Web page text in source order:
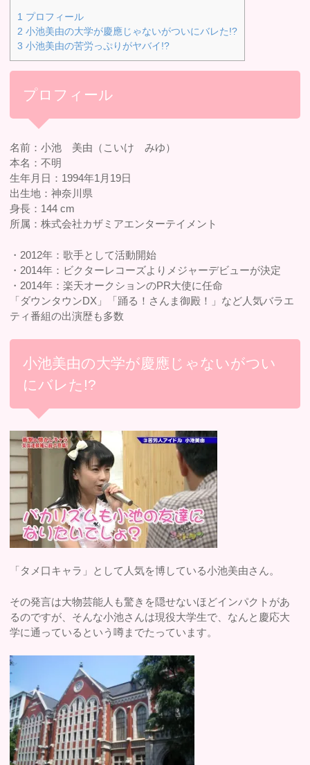
1 プロフィール
2 小池美由の大学が慶應じゃないがついにバレた!?
3 小池美由の苦労っぷりがヤバイ!?
プロフィール
名前：小池 美由（こいけ みゆ）
本名：不明
生年月日：1994年1月19日
出生地：神奈川県
身長：144 cm
所属：株式会社カザミアエンターテイメント
・2012年：歌手として活動開始
・2014年：ビクターレコーズよりメジャーデビューが決定
・2014年：楽天オークションのPR大使に任命
「ダウンタウンDX」「踊る！さんま御殿！」など人気バラエ
ティ番組の出演歴も多数
小池美由の大学が慶應じゃないがつい
にバレた!?
「タメ口キャラ」として人気を博している小池美由さん。
その発言は大物芸能人も驚きを隠せないほどインパクトがあ
るのですが、そんな小池さんは現役大学生で、なんと慶応大
学に通っているという噂までたっています。